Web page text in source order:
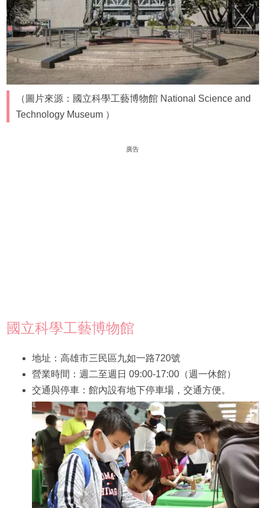
（圖片來源：國立科學工藝博物館 National Science and
Technology Museum ）
廣告
國立科學工藝博物館
地址：高雄市三民區九如一路720號
營業時間：週二至週日 09:00-17:00（週一休館）
交通與停車：館內設有地下停車場，交通方便。